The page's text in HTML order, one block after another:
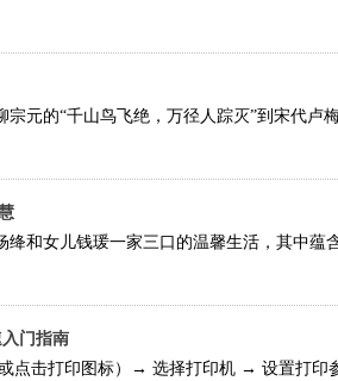
元的“千山鸟飞绝，万径人踪灭”到宋代卢
和女儿钱瑗一家三口的温馨生活，其中蕴
门指南
点击打印图标）→ 选择打印机 → 设置打印